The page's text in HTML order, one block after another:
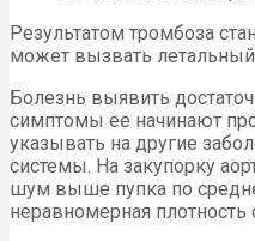
Результатом тромбоза
может вызвать летальный
Болезнь выявить
симптомы ее начинают
указывать на другие
системы. На закупорку
шум выше пупка по
неравномерная плотность